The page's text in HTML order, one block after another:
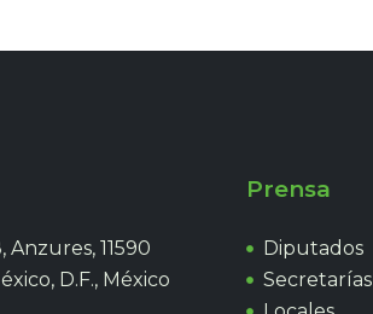
Anzures, 11590
D.F., México
Prensa
Diputados
Secretarías